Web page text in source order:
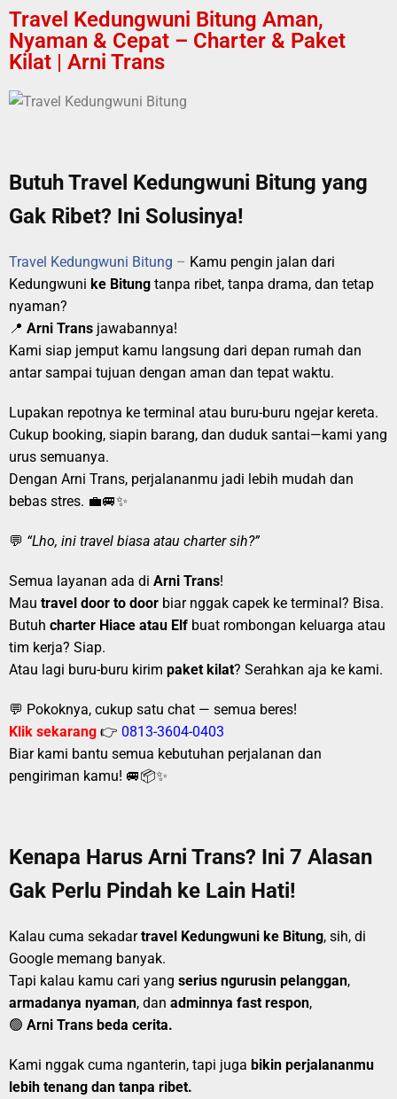
Travel Kedungwuni Bitung Aman,
Nyaman & Cepat – Charter & Paket
Kilat | Arni Trans
Butuh Travel Kedungwuni Bitung yang
Gak Ribet? Ini Solusinya!
Travel Kedungwuni Bitung – Kamu pengin jalan dari
Kedungwuni ke Bitung tanpa ribet, tanpa drama, dan tetap
nyaman?
📍 Arni Trans jawabannya!
Kami siap jemput kamu langsung dari depan rumah dan
antar sampai tujuan dengan aman dan tepat waktu.
Lupakan repotnya ke terminal atau buru-buru ngejar kereta.
Cukup booking, siapin barang, dan duduk santai—kami yang
urus semuanya.
Dengan Arni Trans, perjalananmu jadi lebih mudah dan
bebas stres. 💼🚐✨
💬 “Lho, ini travel biasa atau charter sih?”
Semua layanan ada di Arni Trans!
Mau travel door to door biar nggak capek ke terminal? Bisa.
Butuh charter Hiace atau Elf buat rombongan keluarga atau
tim kerja? Siap.
Atau lagi buru-buru kirim paket kilat? Serahkan aja ke kami.
💬 Pokoknya, cukup satu chat — semua beres!
Klik sekarang 👉 0813-3604-0403
Biar kami bantu semua kebutuhan perjalanan dan
pengiriman kamu! 🚐📦✨
Kenapa Harus Arni Trans? Ini 7 Alasan
Gak Perlu Pindah ke Lain Hati!
Kalau cuma sekadartravel Kedungwuni ke Bitung, sih, di
Google memang banyak.
Tapi kalau kamu cari yang serius ngurusin pelanggan,
armadanya nyaman, dan adminnya fast respon,
🟢 Arni Trans beda cerita.
Kami nggak cuma nganterin, tapi juga bikin perjalananmu
lebih tenang dan tanpa ribet.